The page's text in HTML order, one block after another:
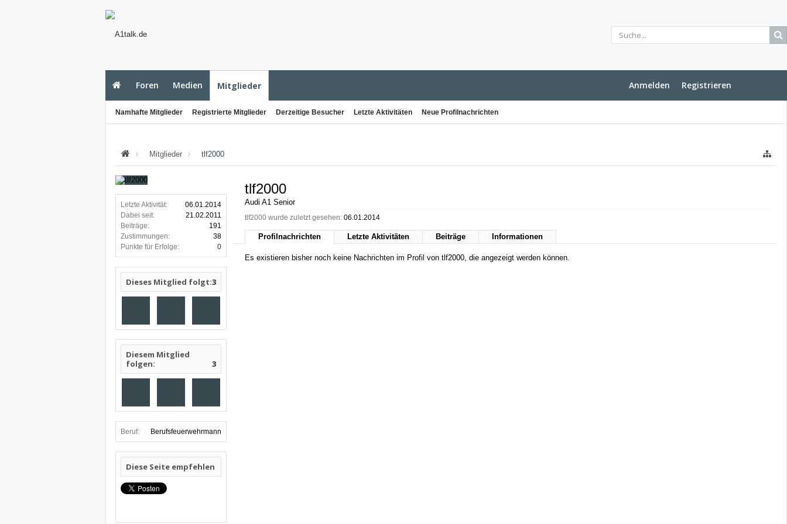
Foren Medien Mitglieder
Namhafte Mitglieder Registrierte Mitglieder Derzeitige Besucher Letzte Aktivitäten Neue Profilnachrichten
Anmelden Registrieren
Mitglieder tlf2000
Letzte Aktivität:
06.01.2014
Dabei seit:
21.02.2011
Beiträge:
191
Zustimmungen:
38
Punkte für Erfolge:
0
Dieses Mitglied folgt:3
Diesem Mitglied
folgen:
3
Beruf: Berufsfeuerwehrmann
Diese Seite empfehlen
tlf2000
Audi A1 Senior
tlf2000 wurde zuletzt gesehen: 06.01.2014
Profilnachrichten Letzte Aktivitäten Beiträge Informationen
Es existieren bisher noch keine Nachrichten im Profil von tlf2000, die angezeigt werden können.